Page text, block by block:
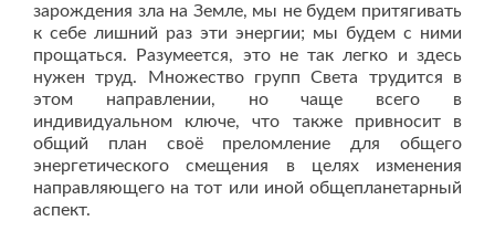
зарождения зла на Земле, мы не будем притягивать
к себе лишний раз эти энергии; мы будем с ними
прощаться. Разумеется, это не так легко и здесь
нужен труд. Множество групп Света трудится в
этом направлении, но чаще всего в
индивидуальном ключе, что также привносит в
общий план своё преломление для общего
энергетического смещения в целях изменения
направляющего на тот или иной общепланетарный
аспект.